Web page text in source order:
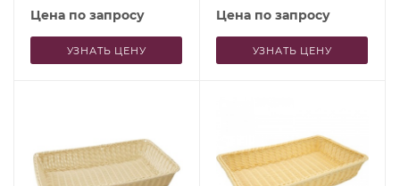
Цена по запросу
УЗНАТЬ ЦЕНУ
Цена по запросу
УЗНАТЬ ЦЕНУ